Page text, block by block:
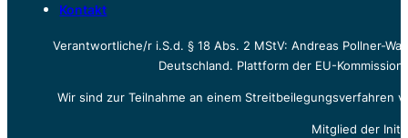
Kontakt
Verantwortliche/r i.S.d. § 18 Abs. 2 MStV: Andreas Pollner-
Deutschland. Plattform der EU-
Wir sind zur Teilnahme an einem
Mitglied der